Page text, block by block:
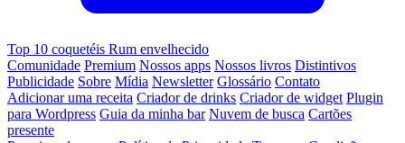
Top 10 coquetéis Rum envelhecido
Comunidade Premium Nossos apps Nossos livros Distintivos
Publicidade Sobre Mídia Newsletter Glossário Contato
Adicionar uma receita Criador de drinks Criador de widget Plugin
para Wordpress Guia da minha bar Nuvem de busca Cartões
presente